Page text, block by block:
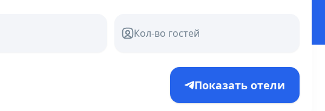
Кол-во гостей
Показать отели